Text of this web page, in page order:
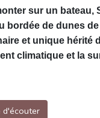
sur un
bordée de dunes
et unique hérité
climatique et la
d'écouter